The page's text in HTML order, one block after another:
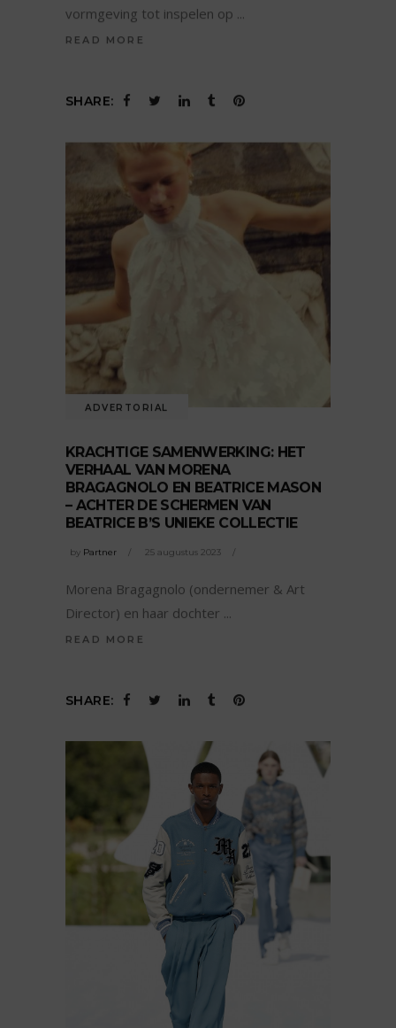
vormgeving tot inspelen op
READ MORE
SHARE:
ADVERTORIAL
KRACHTIGE SAMENWERKING: HET
VERHAAL VAN MORENA
BRAGAGNOLO EN BEATRICE MASON
– ACHTER DE SCHERMEN VAN
BEATRICE B’S UNIEKE COLLECTIE
by Partner 25 augustus 2023
Morena Bragagnolo (ondernemer & Art
Director) en haar dochter
READ MORE
SHARE: